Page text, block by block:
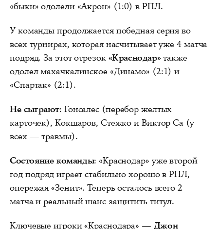
«быки» одолели «Акрон» (1:0) в РПЛ.
У команды продолжается победная серия во
всех турнирах, которая насчитывает уже 4 матча
подряд. За этот отрезок «Краснодар»также
одолел махачкалинское «Динамо» (2:1) и
«Спартак» (2:1).
Не сыграют: Гонсалес (перебор желтых
карточек), Кокшаров, Стежко и Виктор Са (у
всех — травмы).
Состояние команды: «Краснодар» уже второй
год подряд играет стабильно хорошо в РПЛ,
опережая «Зенит». Теперь осталось всего 2
матча и реальный шанс защитить титул.
Ключевые игроки «Краснодара» — Джон